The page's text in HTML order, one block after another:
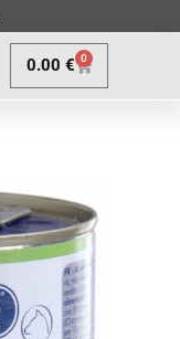
0.00€ 0